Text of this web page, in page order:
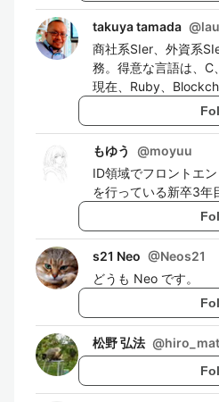
takuya tamada @
商社系SIer、外資系
務。得意な言語は、C
現在、Ruby、
もゆう @moyuu
ID領域でフロントエ
を行っている新卒3年
s21 Neo @Neos21
どうも Neo です。
松野 弘法 @